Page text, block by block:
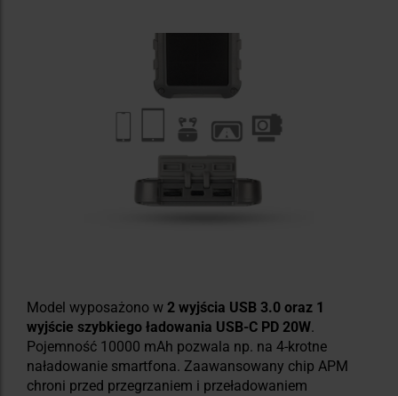
Model wyposażono w 2 wyjścia USB 3.0 oraz 1
wyjście szybkiego ładowania USB-C PD 20W.
Pojemność 10000 mAh pozwala np. na 4-krotne
naładowanie smartfona. Zaawansowany chip APM
chroni przed przegrzaniem i przeładowaniem